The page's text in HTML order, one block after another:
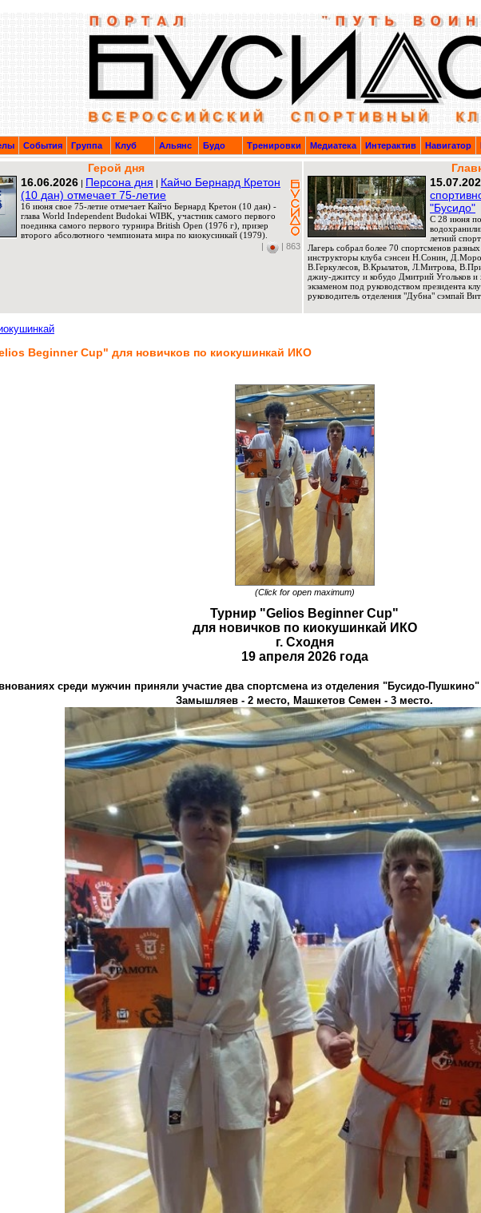
События Группа Клуб Альянс Будо Тренировки Медиатека Интерактив Навигатор
Герой дня
16.06.2026 | Персона дня | Кайчо Бернард Кретон
(10 дан) отмечает 75-летие
16 июня свое 75-летие отмечает Кайчо Бернард Кретон (10 дан) -
глава World Independent Budokai WIBK, участник самого первого
поединка самого первого турнира British Open (1976 г), призер
второго абсолютного чемпионата мира по киокусинкай (1979).
|
| 863
"Бусидо"
C 28 июня
летний
Лагерь собрал более 70 спортсменов
инструкторы клуба сэнсеи Н.Сонин,
В.Геркулесов, В.Крылатов, Л.Митрова,
джиу-джитсу и кобудо Дмитрий Угольков и
экзаменом под руководством президента
руководитель отделения "Дубна" сэмпай
Beginner Cup" для новичков по киокушинкай ИКО
(Click for open maximum)
Турнир "Gelios Beginner Cup"
для новичков по киокушинкай ИКО
г. Сходня
19 апреля 2026 года
среди мужчин приняли участие два спортсмена из отделения "Бусидо-
Замышляев - 2 место, Машкетов Семен - 3 место.